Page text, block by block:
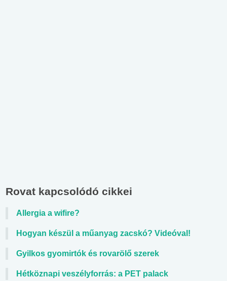
Rovat kapcsolódó cikkei
Allergia a wifire?
Hogyan készül a műanyag zacskó? Videóval!
Gyilkos gyomirtók és rovarölő szerek
Hétköznapi veszélyforrás: a PET palack